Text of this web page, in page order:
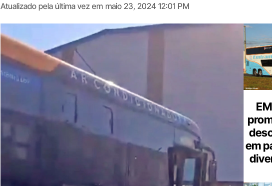
Atualizado pela última vez em maio 23, 2024 12:01 PM
em
Digite
aqui
o
seu
e-
mail